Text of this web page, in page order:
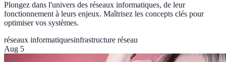
Plongez dans l'univers des réseaux informatiques, de leur
fonctionnement à leurs enjeux. Maîtrisez les concepts clés pour
optimiser vos systèmes.
réseaux informatiquesinfrastructure réseau
Aug 5